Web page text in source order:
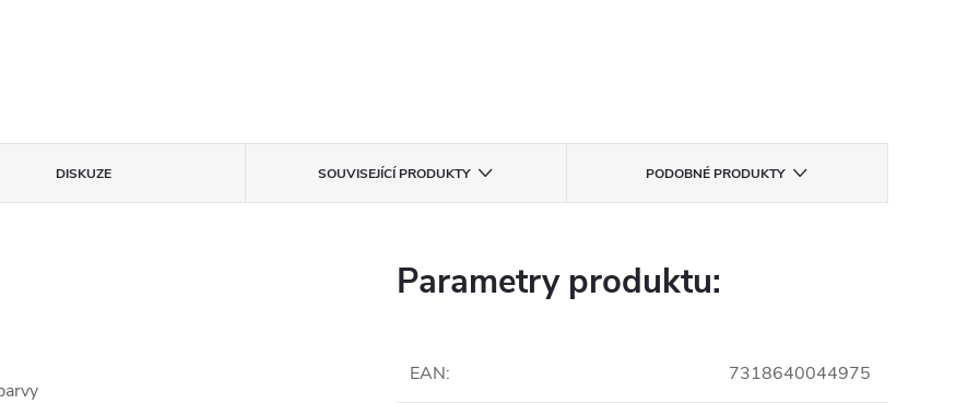
DISKUZE SOUVISEJÍCÍ PRODUKTY PODOBNÉ PRODUKTY
Parametry produktu:
EAN: 7318640044975